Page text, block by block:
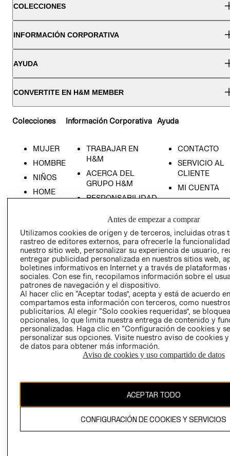
COLECCIONES
INFORMACIÓN CORPORATIVA
AYUDA
CONVERTITE EN H&M MEMBER
Colecciones
MUJER
HOMBRE
NIÑOS
HOME
Información Corporativa
TRABAJAR EN
H&M
ACERCA DEL
GRUPO H&M
RESPONSABILIDAD
PRENSA
RELACIÓN CON
INVERSIONISTAS
POLÍTICA
EMPRESARIAL
Ayuda
CONTACTO
SERVICIO AL
CLIENTE
MI CUENTA
- RETIRO EN
TIENDA
TÉRMINOS Y
CONDICIONES
PRIVACIDAD
GIFT CARD
AVISO DE
COOKIES
Uruguay ($U)
Antes de empezar a comprar
Utilizamos cookies de origen y de terceros, incluidas otras
rastreo de editores externos, para ofrecerle la
nuestro sitio web, personalizar su experiencia de usuario,
entregar publicidad personalizada en nuestros sitios web,
boletines informativos en Internet y a través de plataformas
sociales. Con ese fin, recopilamos información sobre el
patrones de navegación y el dispositivo.
Al hacer clic en “Aceptar todas”, acepta y está de acuerdo
compartamos esta información con terceros, como
publicitarios. Al elegir “Solo cookies requeridas”, se
opcionales, lo que limita nuestra entrega de contenido y
personalizadas. Haga clic en “Configuración de cookies y
personalizar sus opciones. Visite nuestro aviso de cookies
de datos para obtener más información.
Aviso de cookies y uso compartido de datos
ACEPTAR TODO
CONFIGURACIÓN DE COOKIES Y SERVICIOS